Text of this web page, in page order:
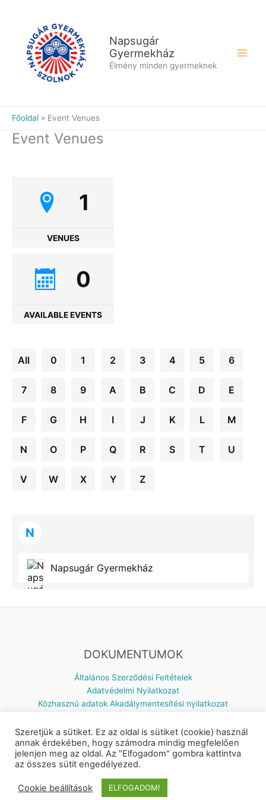
Napsugár
Gyermekház
Élmény minden gyermeknek
Főoldal Event Venues
Event Venues
1
VENUES
0
AVAILABLE EVENTS
All 0 1 2 3 4 5 6
7 8 9 A B C D E
F G H I J K L M
N O P Q R S T U
V W X Y Z
N
Napsugár Gyermekház
DOKUMENTUMOK
Általános Szerződési Feltételek
Adatvédelmi Nyilatkozat
Közhasznú adatok Akadálymentesítési nyilatkozat
Készítette: © 2026 Napsugár Gyermekház | Powered by
Szeretjük a sütiket. Ez az oldal is sütiket (cookie) használ
annak érdekében, hogy számodra mindig megfelelően
jelenjen meg az oldal. Az "Elfogadom" gombra kattintva
az összes sütit engedélyezed.
Cookie beállítások ELFOGADOM!